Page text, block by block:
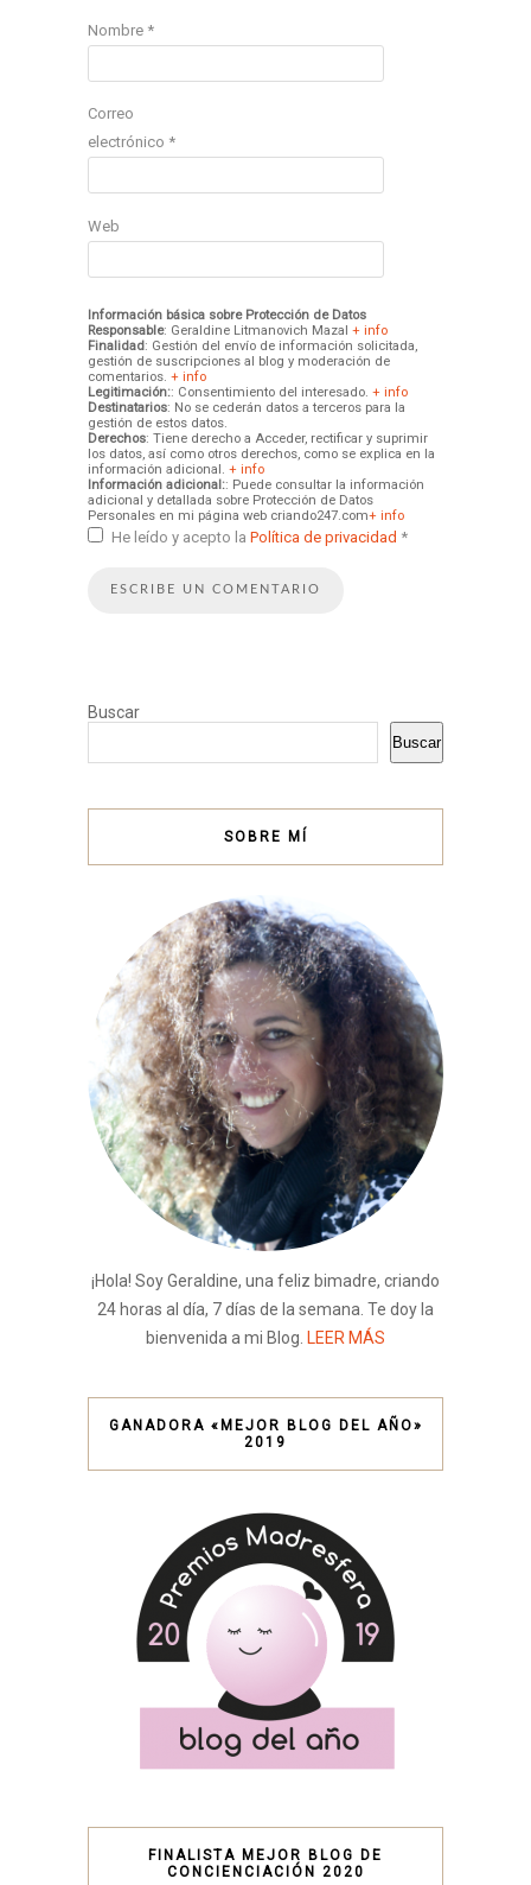
Nombre *
Correo
electrónico *
Web
Información básica sobre Protección de Datos
Responsable: Geraldine Litmanovich Mazal + info
Finalidad : Gestión del envío de información solicitada,
gestión de suscripciones al blog y moderación de
comentarios. + info
Legitimación:: Consentimiento del interesado. + info
Destinatarios: No se cederán datos a terceros para la
gestión de estos datos.
Derechos: Tiene derecho a Acceder, rectificar y suprimir
los datos, así como otros derechos, como se explica en la
información adicional. + info
Información adicional:: Puede consultar la información
adicional y detallada sobre Protección de Datos
Personales en mi página web criando247.com+ info
He leído y acepto la Política de privacidad *
Buscar
Buscar
SOBRE MÍ
¡Hola! Soy Geraldine, una feliz bimadre, criando
24 horas al día, 7 días de la semana. Te doy la
bienvenida a mi Blog. LEER MÁS
GANADORA «MEJOR BLOG DEL AÑO»
2019
FINALISTA MEJOR BLOG DE
CONCIENCIACIÓN 2020